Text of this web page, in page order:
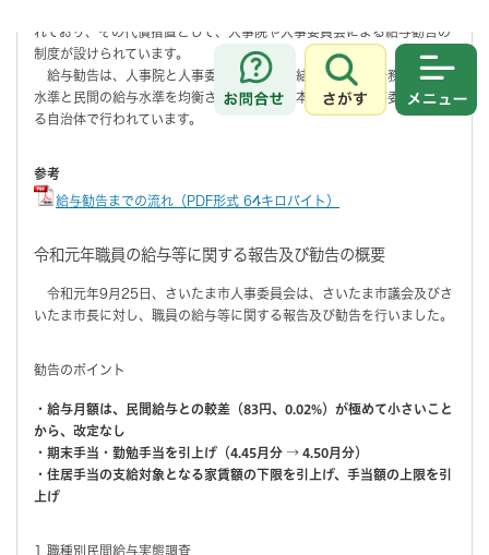
お問合せ
さがす
れており、その代償措置として、人事院や人事委員会による給与勧告の
制度が設けられています。
給与勧告は、人事院と人事委員会の調査の結果により、公務員の給与
水準と民間の給与水準を均衡させることを基本に、国や人事委員会のあ
る自治体で行われています。
参考
給与勧告までの流れ（PDF形式 64キロバイト）
令和元年職員の給与等に関する報告及び勧告の概要
令和元年9月25日、さいたま市人事委員会は、さいたま市議会及びさ
いたま市長に対し、職員の給与等に関する報告及び勧告を行いました。
勧告のポイント
・ 給与月額は、民間給与との較差（83円、0.02%）が極めて小さいこと
から、改定なし
・期末手当・勤勉手当を引上げ（4.45月分 → 4.50月分）
・住居手当の支給対象となる家賃額の下限を引上げ、手当額の上限を引
上げ
1 職種別民間給与実態調査